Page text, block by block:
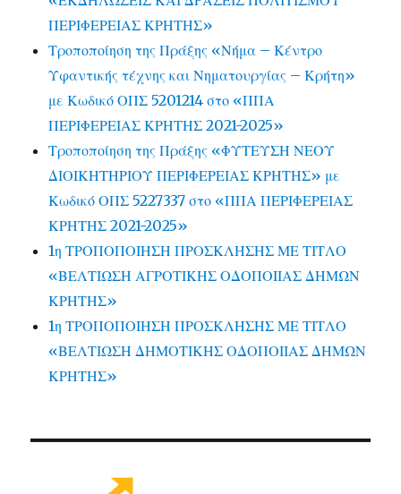
ΠΕΡΙΦΕΡΕΙΑΣ ΚΡΗΤΗΣ»
Τροποποίηση της Πράξης «Νήμα – Κέντρο
Υφαντικής τέχνης και Νηματουργίας – Κρήτη»
με Κωδικό ΟΠΣ 5201214 στο «ΠΠΑ
ΠΕΡΙΦΕΡΕΙΑΣ ΚΡΗΤΗΣ 2021-2025»
Τροποποίηση της Πράξης «ΦΥΤΕΥΣΗ ΝΕΟΥ
ΔΙΟΙΚΗΤΗΡΙΟΥ ΠΕΡΙΦΕΡΕΙΑΣ ΚΡΗΤΗΣ» με
Κωδικό ΟΠΣ 5227337 στο «ΠΠΑ ΠΕΡΙΦΕΡΕΙΑΣ
ΚΡΗΤΗΣ 2021-2025»
1η ΤΡΟΠΟΠΟΙΗΣΗ ΠΡΟΣΚΛΗΣΗΣ ΜΕ ΤΙΤΛΟ
«ΒΕΛΤΙΩΣΗ ΑΓΡΟΤΙΚΗΣ ΟΔΟΠΟΙΙΑΣ ΔΗΜΩΝ
ΚΡΗΤΗΣ»
1η ΤΡΟΠΟΠΟΙΗΣΗ ΠΡΟΣΚΛΗΣΗΣ ΜΕ ΤΙΤΛΟ
«ΒΕΛΤΙΩΣΗ ΔΗΜΟΤΙΚΗΣ ΟΔΟΠΟΙΙΑΣ ΔΗΜΩΝ
ΚΡΗΤΗΣ»